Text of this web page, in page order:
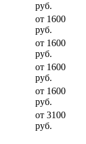
руб.
от 1600
руб.
от 1600
руб.
от 1600
руб.
от 1600
руб.
от 3100
руб.